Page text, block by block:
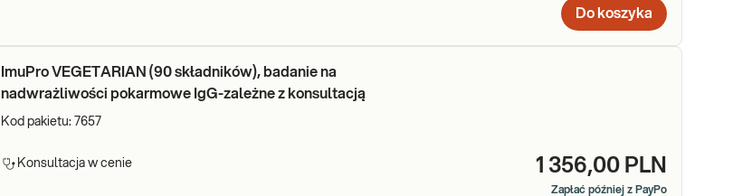
Do koszyka
ImuPro VEGETARIAN (90 składników), badanie na
nadwrażliwości pokarmowe IgG-zależne z konsultacją
Kod pakietu: 7657
Konsultacja w cenie 1 356,00 PLN
Zapłać później z PayPo